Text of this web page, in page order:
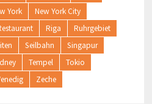
York
New York City
Riga
Ruhrgebiet
Seilbahn
Singapur
Tempel
Tokio
Zeche